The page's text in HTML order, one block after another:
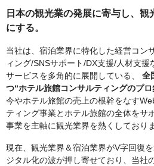
日本の観光業の発展に寄与し、
にする。
当社は、宿泊業界に特化した経営コン
ィング/SNSサポート/DX支援/人材支
サービスを多角的に展開している、 全
つ“ホテル旅館コンサルティングのプロ
今やホテル旅館の売上の根幹をなす
ティング事業とホテル旅館の全体をサ
事業を主軸に観光業界を熱くしておりま
現在、観光業界＆宿泊業界がV字回復
ジタル化の波が押し寄せており、当社